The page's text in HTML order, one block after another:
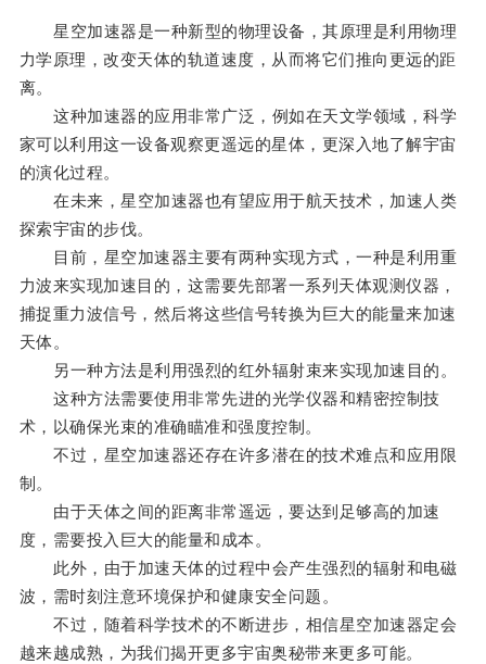
星空加速器是一种新型的物理设备，其原理是利用物理
力学原理，改变天体的轨道速度，从而将它们推向更远的距
离。
这种加速器的应用非常广泛，例如在天文学领域，科学
家可以利用这一设备观察更遥远的星体，更深入地了解宇宙
的演化过程。
在未来，星空加速器也有望应用于航天技术，加速人类
探索宇宙的步伐。
目前，星空加速器主要有两种实现方式，一种是利用重
力波来实现加速目的，这需要先部署一系列天体观测仪器，
捕捉重力波信号，然后将这些信号转换为巨大的能量来加速
天体。
另一种方法是利用强烈的红外辐射束来实现加速目的。
这种方法需要使用非常先进的光学仪器和精密控制技
术，以确保光束的准确瞄准和强度控制。
不过，星空加速器还存在许多潜在的技术难点和应用限
制。
由于天体之间的距离非常遥远，要达到足够高的加速
度，需要投入巨大的能量和成本。
此外，由于加速天体的过程中会产生强烈的辐射和电磁
波，需时刻注意环境保护和健康安全问题。
不过，随着科学技术的不断进步，相信星空加速器定会
越来越成熟，为我们揭开更多宇宙奥秘带来更多可能。